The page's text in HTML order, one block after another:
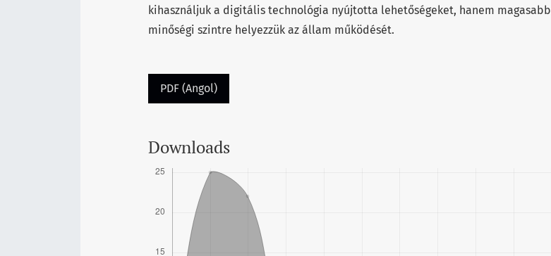
kihasználjuk a digitális technológia nyújtotta lehetőségeket, hanem magasabb
minőségi szintre helyezzük az állam működését.
PDF (Angol)
Downloads